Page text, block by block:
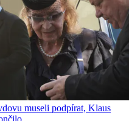
museli podpírat, Klaus